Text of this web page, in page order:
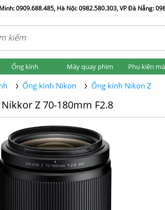
0909.688.485, Hà Nội: 0982.580.303, VP Đà Nẵng:
Ống kính Máy quay phim Phụ kiện
Ống kính Nikon Ống kính Nikon Z
Z 70-180mm F2.8